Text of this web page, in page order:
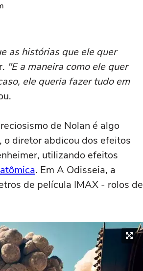
as histórias que ele quer
"E a maneira como ele quer
ele queria fazer tudo em
de Nolan é algo
o diretor abdicou dos efeitos
, utilizando efeitos
. Em A Odisseia, a
de película IMAX - rolos de